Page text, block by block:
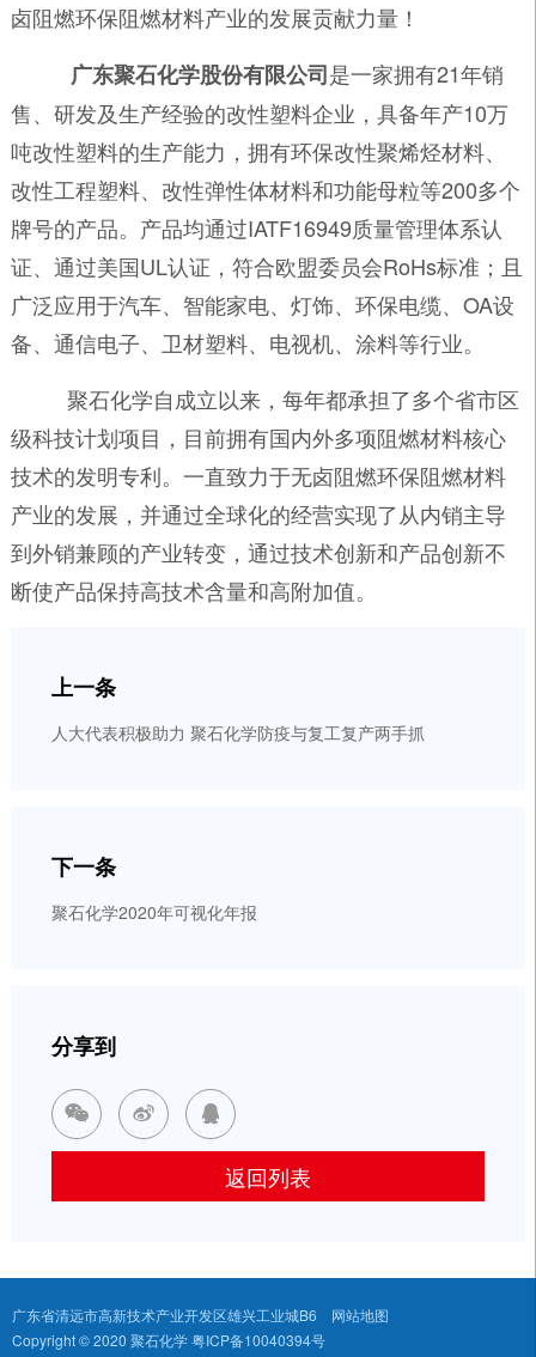
卤阻燃环保阻燃材料产业的发展贡献力量！
广东聚石化学股份有限公司是一家拥有21年销
售、研发及生产经验的改性塑料企业，具备年产10万
吨改性塑料的生产能力，拥有环保改性聚烯烃材料、
改性工程塑料、改性弹性体材料和功能母粒等200多个
牌号的产品。产品均通过IATF16949质量管理体系认
证、通过美国UL认证，符合欧盟委员会RoHs标准；且
广泛应用于汽车、智能家电、灯饰、环保电缆、OA设
备、通信电子、卫材塑料、电视机、涂料等行业。
聚石化学自成立以来，每年都承担了多个省市区
级科技计划项目，目前拥有国内外多项阻燃材料核心
技术的发明专利。一直致力于无卤阻燃环保阻燃材料
产业的发展，并通过全球化的经营实现了从内销主导
到外销兼顾的产业转变，通过技术创新和产品创新不
断使产品保持高技术含量和高附加值。
上一条
人大代表积极助力 聚石化学防疫与复工复产两手抓
下一条
聚石化学2020年可视化年报
分享到
  
返回列表
广东省清远市高新技术产业开发区雄兴工业城B6 网站地图
Copyright © 2020 聚石化学粤ICP备10040394号